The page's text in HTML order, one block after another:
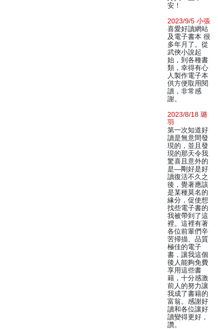
安！
2023/9/5 小張
喜愛好讀網站
及電子書本 很
多年月了。從
武俠小說起
始，到各種書
類，幸得有心
人製作電子本
供方便取用閱
讀，非常感
謝。
2023/8/18 璐
羽
第一次知道好
讀是無意間發
現的，並且發
現的那天令我
驚喜且意外的
是—剛好是好
讀復活不久之
後，覺著應該
是某種莫名的
緣分，促使想
找些電子書的
我被帶到了這
裡。這裡有著
各位前輩們辛
苦掃描、品質
極佳的電子
書，讓我這個
後人能夠免費
享用這些書
籍，十分感激
前人的努力讓
我成了書籍的
富翁。感謝好
讀和各位讓好
讀變得更好，
讚。